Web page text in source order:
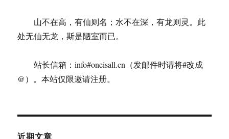
山不在高，有仙则名；水不在深，有龙则灵。此
处无仙无龙，斯是陋室而已。
站长信箱：info#oneisall.cn（发邮件时请将#改成
@）。本站仅限邀请注册。
近期文章